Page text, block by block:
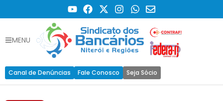
MENU
Canal de Denúncias Fale Conosco Seja Sócio